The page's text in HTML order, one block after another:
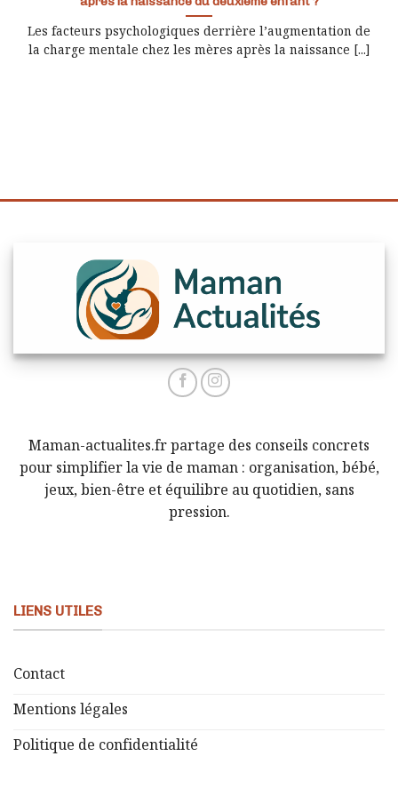
Les facteurs psychologiques derrière l’augmentation de
la charge mentale chez les mères après la naissance [...]
Maman-actualites.fr partage des conseils concrets
pour simplifier la vie de maman : organisation, bébé,
jeux, bien-être et équilibre au quotidien, sans
pression.
LIENS UTILES
Contact
Mentions légales
Politique de confidentialité